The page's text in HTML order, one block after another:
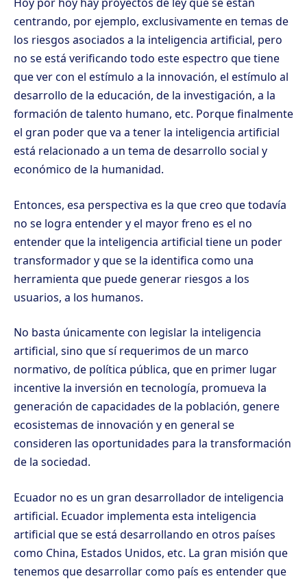
centrando, por ejemplo, exclusivamente en temas de
los riesgos asociados a la inteligencia artificial, pero
no se está verificando todo este espectro que tiene
que ver con el estímulo a la innovación, el estímulo al
desarrollo de la educación, de la investigación, a la
formación de talento humano, etc. Porque finalmente
el gran poder que va a tener la inteligencia artificial
está relacionado a un tema de desarrollo social y
económico de la humanidad.
Entonces, esa perspectiva es la que creo que todavía
no se logra entender y el mayor freno es el no
entender que la inteligencia artificial tiene un poder
transformador y que se la identifica como una
herramienta que puede generar riesgos a los
usuarios, a los humanos.
No basta únicamente con legislar la inteligencia
artificial, sino que sí requerimos de un marco
normativo, de política pública, que en primer lugar
incentive la inversión en tecnología, promueva la
generación de capacidades de la población, genere
ecosistemas de innovación y en general se
consideren las oportunidades para la transformación
de la sociedad.
Ecuador no es un gran desarrollador de inteligencia
artificial. Ecuador implementa esta inteligencia
artificial que se está desarrollando en otros países
como China, Estados Unidos, etc. La gran misión que
tenemos que desarrollar como país es entender que